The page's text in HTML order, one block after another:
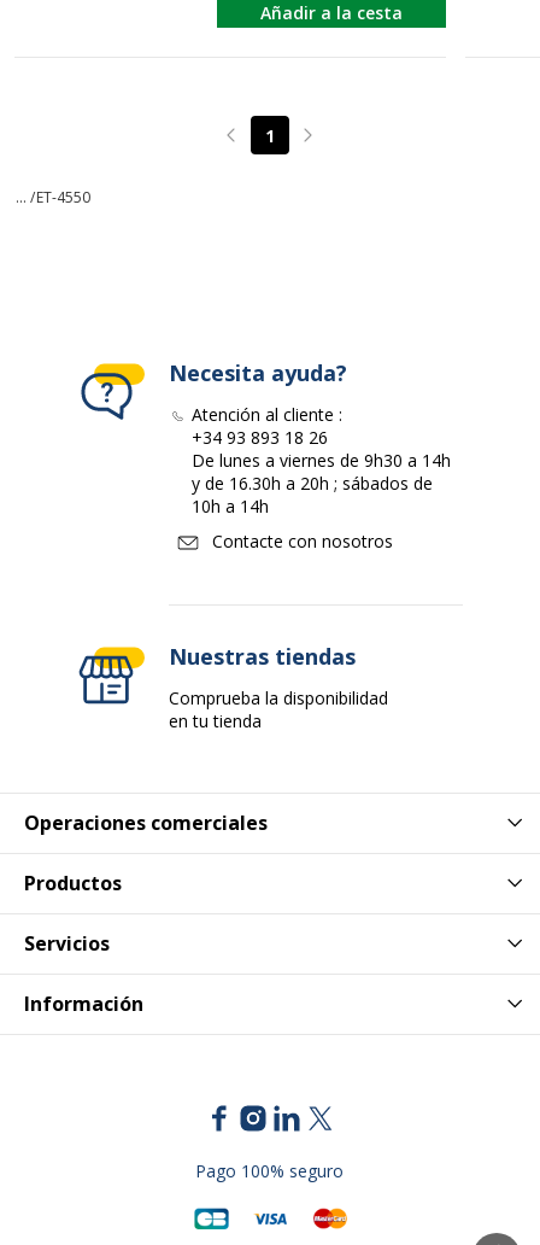
Añadir a la cesta
Page précédente
1 Page suivante
... /ET-4550
Operaciones comerciales
Productos
Servicios
Información
Necesita ayuda?
Atención al cliente :
+34 93 893 18 26
De lunes a viernes de 9h30 a 14h
y de 16.30h a 20h ; sábados de
10h a 14h
Contacte con nosotros
Nuestras tiendas
Comprueba la disponibilidad
en tu tienda
Pago 100% seguro